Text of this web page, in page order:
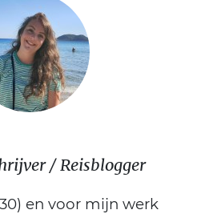
/ Reisblogger
en voor mijn werk